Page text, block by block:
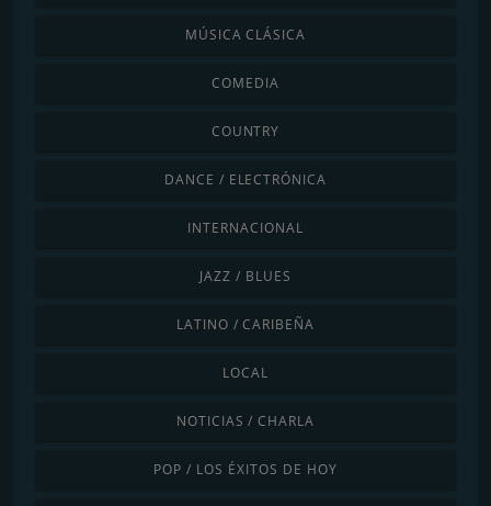
MÚSICA CLÁSICA
COMEDIA
COUNTRY
DANCE / ELECTRÓNICA
INTERNACIONAL
JAZZ / BLUES
LATINO / CARIBEÑA
LOCAL
NOTICIAS / CHARLA
POP / LOS ÉXITOS DE HOY